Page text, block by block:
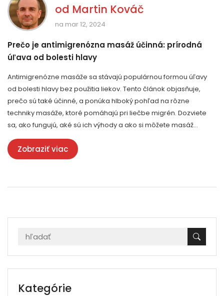
od Martin Kováč
na mar 12, 2024
Prečo je antimigrenózna masáž účinná: prírodná
úľava od bolesti hlavy
Antimigrenózne masáže sa stávajú populárnou formou úľavy
od bolesti hlavy bez použitia liekov. Tento článok objasňuje,
prečo sú také účinné, a ponúka hlboký pohľad na rôzne
techniky masáže, ktoré pomáhajú pri liečbe migrén. Dozviete
sa, ako fungujú, aké sú ich výhody a ako si môžete masáž
jednoducho aplikovať doma.
Zobraziť viac
Kategórie